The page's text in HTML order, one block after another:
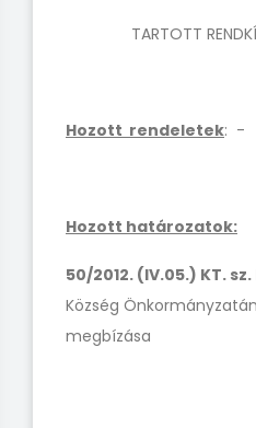
TARTOTT
Hozott rendeletek: -
Hozott határozatok:
50/2012. (IV.05.) KT.
Község
megbízása